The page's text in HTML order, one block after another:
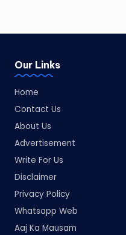
Our Links
Home
Contact Us
About Us
Advertisement
Write For Us
Disclaimer
Privacy Policy
Whatsapp Web
Aaj Ka Mausam